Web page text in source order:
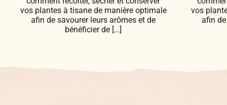
vos plantes à tisane de manière optimale
afin de savourer leurs arômes et de
bénéficier de […]
vos
afin